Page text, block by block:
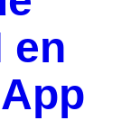
en